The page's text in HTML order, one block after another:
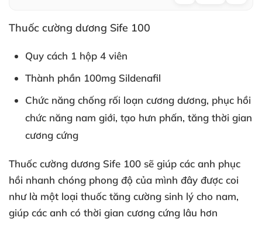
Thuốc cường dương Sife 100
Quy cách 1 hộp 4 viên
Thành phần 100mg Sildenafil
Chức năng chống rối loạn cương dương, phục hồi
chức năng nam giới, tạo hưn phấn, tăng thời gian
cương cứng
Thuốc cường dương Sife 100 sẽ giúp các anh phục
hồi nhanh chóng phong độ của mình đây được coi
như là một loại thuốc tăng cường sinh lý cho nam,
giúp các anh có thời gian cương cứng lâu hơn